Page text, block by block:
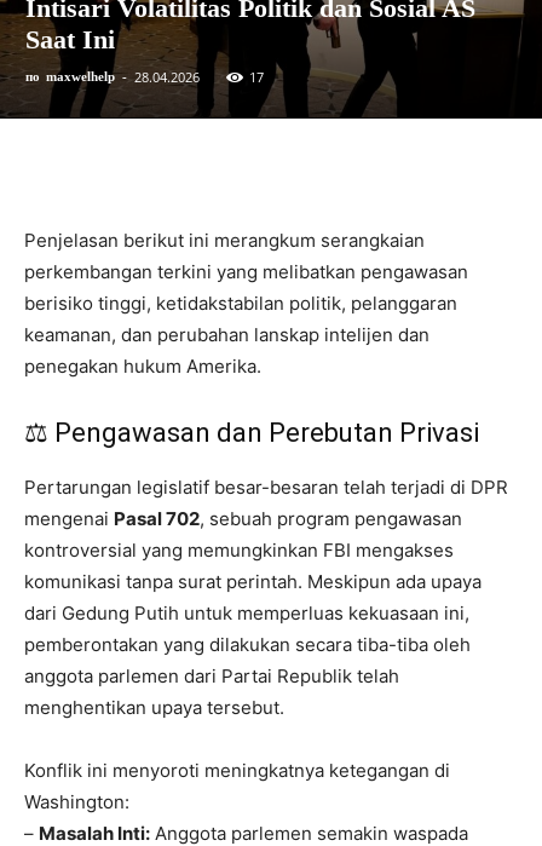
Intisari Volatilitas Politik dan Sosial AS
Saat Ini
по maxwelhelp - 28.04.2026 17
Penjelasan berikut ini merangkum serangkaian
perkembangan terkini yang melibatkan pengawasan
berisiko tinggi, ketidakstabilan politik, pelanggaran
keamanan, dan perubahan lanskap intelijen dan
penegakan hukum Amerika.
⚖️ Pengawasan dan Perebutan Privasi
Pertarungan legislatif besar-besaran telah terjadi di DPR
mengenai Pasal 702, sebuah program pengawasan
kontroversial yang memungkinkan FBI mengakses
komunikasi tanpa surat perintah. Meskipun ada upaya
dari Gedung Putih untuk memperluas kekuasaan ini,
pemberontakan yang dilakukan secara tiba-tiba oleh
anggota parlemen dari Partai Republik telah
menghentikan upaya tersebut.
Konflik ini menyoroti meningkatnya ketegangan di
Washington:
– Masalah Inti: Anggota parlemen semakin waspada